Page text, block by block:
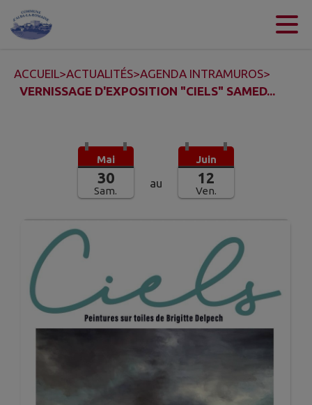
Contenu
ACCUEIL>ACTUALITÉS>AGENDA INTRAMUROS>
VERNISSAGE D'EXPOSITION "CIELS" SAMED...
Mai
30
Sam.
au
Juin
12
Ven.